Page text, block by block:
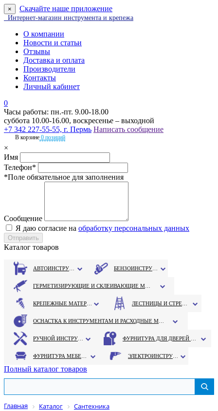
× Скачайте наше приложение
Интернет-магазин инструмента и крепежа
О компании
Новости и статьи
Отзывы
Доставка и оплата
Производители
Контакты
Личный кабинет
0
Часы работы: пн.-пт. 9.00-18.00
суббота 10.00-16.00, воскресенье – выходной
+7 342 227-55-55, г. Пермь Написать сообщение
В корзине 0 позиций
×
Имя
Телефон*
*Поле обязательное для заполнения
Сообщение
Я даю согласие на обработку персональных данных
Каталог товаров
Полный каталог товаров
Главная Каталог
Сантехника